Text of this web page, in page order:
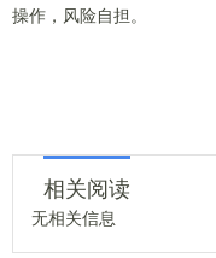
操作，风险自担。
相关阅读
无相关信息